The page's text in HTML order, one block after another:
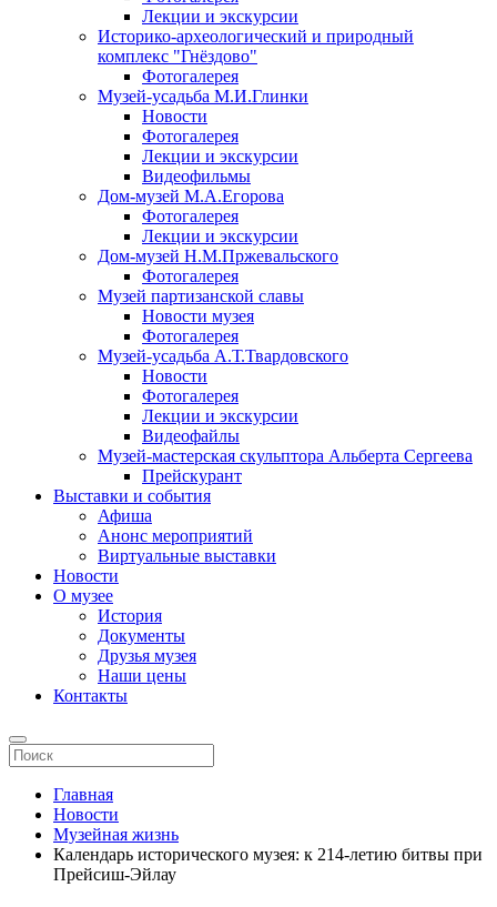
Лекции и экскурсии
Историко-археологический и природный
комплекс "Гнёздово"
Фотогалерея
Музей-усадьба М.И.Глинки
Новости
Фотогалерея
Лекции и экскурсии
Видеофильмы
Дом-музей М.А.Егорова
Фотогалерея
Лекции и экскурсии
Дом-музей Н.М.Пржевальского
Фотогалерея
Музей партизанской славы
Новости музея
Фотогалерея
Музей-усадьба А.Т.Твардовского
Новости
Фотогалерея
Лекции и экскурсии
Видеофайлы
Музей-мастерская скульптора Альберта Сергеева
Прейскурант
Выставки и события
Афиша
Анонс мероприятий
Виртуальные выставки
Новости
О музее
История
Документы
Друзья музея
Наши цены
Контакты
Главная
Новости
Музейная жизнь
Календарь исторического музея: к 214-летию битвы при
Прейсиш-Эйлау